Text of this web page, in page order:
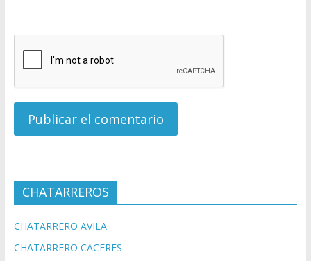
CHATARREROS
CHATARRERO AVILA
CHATARRERO CACERES